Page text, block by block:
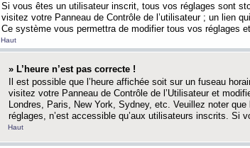
Si vous êtes un utilisateur inscrit, tous vos réglages sont
visitez votre Panneau de Contrôle de l’utilisateur ; un lien
Ce système vous permettra de modifier tous vos réglages
Haut
» L’heure n’est pas correcte !
Il est possible que l’heure affichée soit sur un fuseau
visitez votre Panneau de Contrôle de l’Utilisateur et
Londres, Paris, New York, Sydney, etc. Veuillez noter
réglages, n’est accessible qu’aux utilisateurs inscrits. Si
Haut